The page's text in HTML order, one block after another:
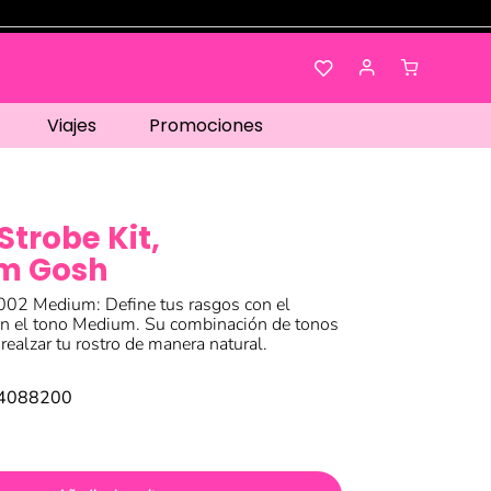
Viajes Promociones
Kit,
Gosh
Medium: Define tus rasgos con el
el tono Medium. Su combinación de tonos
tu rostro de manera natural.